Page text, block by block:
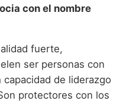
con el nombre
fuerte,
ser personas con
de liderazgo
protectores con los